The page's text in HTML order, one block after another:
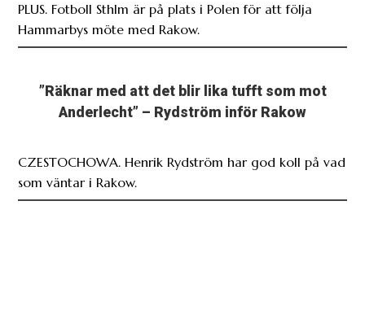
”Räknar med att det blir lika tufft som mot
Anderlecht” – Rydström inför Rakow
CZESTOCHOWA. Henrik Rydström har god koll på vad
som väntar i Rakow.